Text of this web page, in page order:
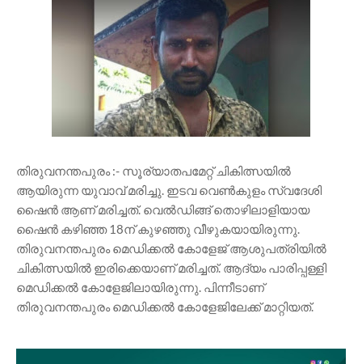
തിരുവനന്തപുരം :- സൂര്യാതപമേറ്റ് ചികിത്സയിൽ
ആയിരുന്ന യുവാവ് മരിച്ചു. ഇടവ വെൺകുളം സ്വദേശി
ഷൈൻ ആണ് മരിച്ചത്. വെൽഡിങ്ങ് തൊഴിലാളിയായ
ഷൈൻ കഴിഞ്ഞ 18ന് കുഴഞ്ഞു വീഴുകയായിരുന്നു.
തിരുവനന്തപുരം മെഡിക്കൽ കോളേജ് ആശുപത്രിയിൽ
ചികിത്സയിൽ ഇരിക്കെയാണ് മരിച്ചത്. ആദ്യം പാരിപ്പള്ളി
മെഡിക്കൽ കോളേജിലായിരുന്നു. പിന്നീടാണ്
തിരുവനന്തപുരം മെഡിക്കൽ കോളേജിലേക്ക് മാറ്റിയത്.